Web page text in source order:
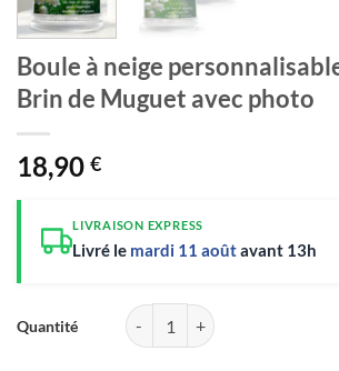
Boule à neige
Brin de Muguet avec photo
18,90 €
LIVRAISON EXPRESS
Livré le mardi 11 aoûtavant 13h
quantité de Boule à neige personnalisable 2